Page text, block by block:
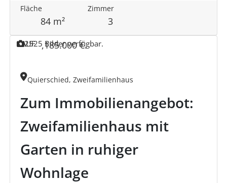
Fläche
84 m²
Zimmer
3
Quierschied, Zweifamilienhaus
Zum Immobilienangebot:
Zweifamilienhaus mit
Garten in ruhiger
Wohnlage
KAUF ,185.000 €.
2525 Bilder verfügbar.